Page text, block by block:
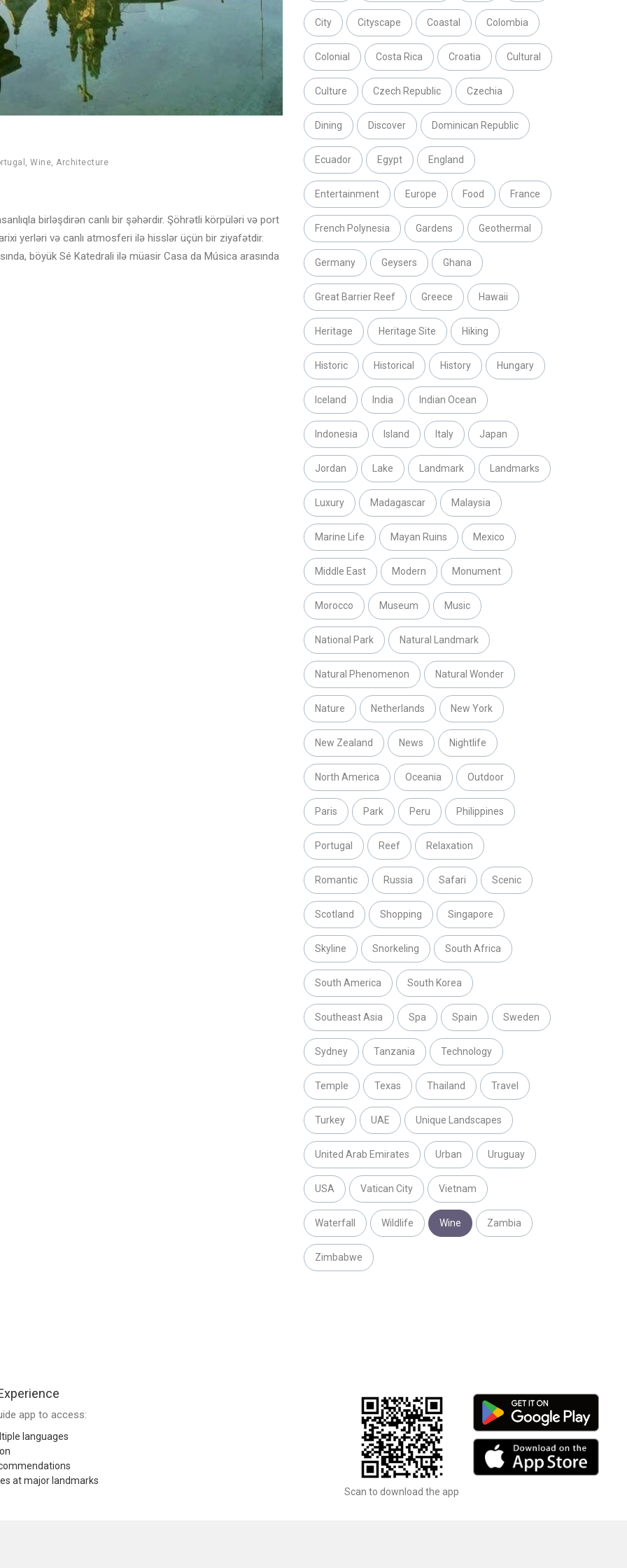
, Wine, Architecture
birləşdirən canlı bir şəhərdir. Şöhrətli körpüləri və port
yerləri və canlı atmosferi ilə hisslər üçün bir ziyafətdir.
böyük Sé Katedrali ilə müasir Casa da Música arasında
City Cityscape Coastal Colombia
Colonial Costa Rica Croatia Cultural
Culture Czech Republic Czechia
Dining Discover Dominican Republic
Ecuador Egypt England
Entertainment Europe Food France
French Polynesia Gardens Geothermal
Germany Geysers Ghana
Great Barrier Reef Greece Hawaii
Heritage Heritage Site Hiking
Historic Historical History Hungary
Iceland India Indian Ocean
Indonesia Island Italy Japan
Jordan Lake Landmark Landmarks
Luxury Madagascar Malaysia
Marine Life Mayan Ruins Mexico
Middle East Modern Monument
Morocco Museum Music
National Park Natural Landmark
Natural Phenomenon Natural Wonder
Nature Netherlands New York
New Zealand News Nightlife
North America Oceania Outdoor
Paris Park Peru Philippines
Portugal Reef Relaxation
Romantic Russia Safari Scenic
Scotland Shopping Singapore
Skyline Snorkeling South Africa
South America South Korea
Southeast Asia Spa Spain Sweden
Sydney Tanzania Technology
Temple Texas Thailand Travel
Turkey UAE Unique Landscapes
United Arab Emirates Urban Uruguay
USA Vatican City Vietnam
Waterfall Wildlife Wine Zambia
Zimbabwe
app to access:
languages
at major landmarks
Scan to download the app